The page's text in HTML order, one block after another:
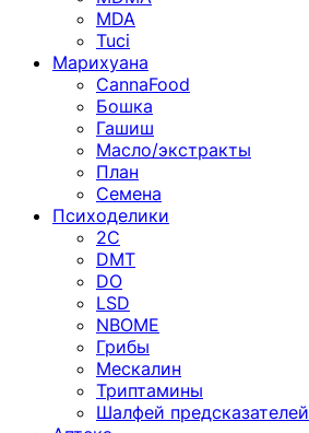
MDA
Tuci
Марихуана
CannaFood
Бошка
Гашиш
Масло/экстракты
План
Семена
Психоделики
2C
DMT
DO
LSD
NBOME
Грибы
Мескалин
Триптамины
Шалфей предсказателей